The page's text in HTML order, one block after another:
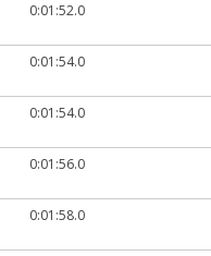
0:01:52.0
0:01:54.0
0:01:54.0
0:01:56.0
0:01:58.0